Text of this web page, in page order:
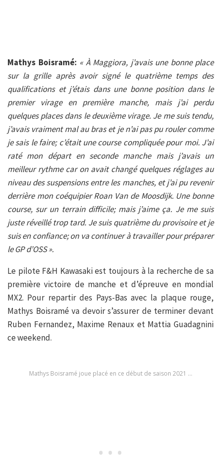
Mathys Boisramé: « À Maggiora, j’avais une bonne place
sur la grille après avoir signé le quatrième temps des
qualifications et j’étais dans une bonne position dans le
premier virage en première manche, mais j’ai perdu
quelques places dans le deuxième virage. Je me suis tendu,
j’avais vraiment mal au bras et je n’ai pas pu rouler comme
je sais le faire; c’était une course compliquée pour moi. J’ai
raté mon départ en seconde manche mais j’avais un
meilleur rythme car on avait changé quelques réglages au
niveau des suspensions entre les manches, et j’ai pu revenir
derrière mon coéquipier Roan Van de Moosdijk. Une bonne
course, sur un terrain difficile; mais j’aime ça. Je me suis
juste réveillé trop tard. Je suis quatrième du provisoire et je
suis en confiance; on va continuer à travailler pour préparer
le GP d’OSS ».
Le pilote F&H Kawasaki est toujours à la recherche de sa
première victoire de manche et d’épreuve en mondial
MX2. Pour repartir des Pays-Bas avec la plaque rouge,
Mathys Boisramé va devoir s’assurer de terminer devant
Ruben Fernandez, Maxime Renaux et Mattia Guadagnini
ce weekend.
Mathys Boisramé joue placé en ce début de saison 2021 …